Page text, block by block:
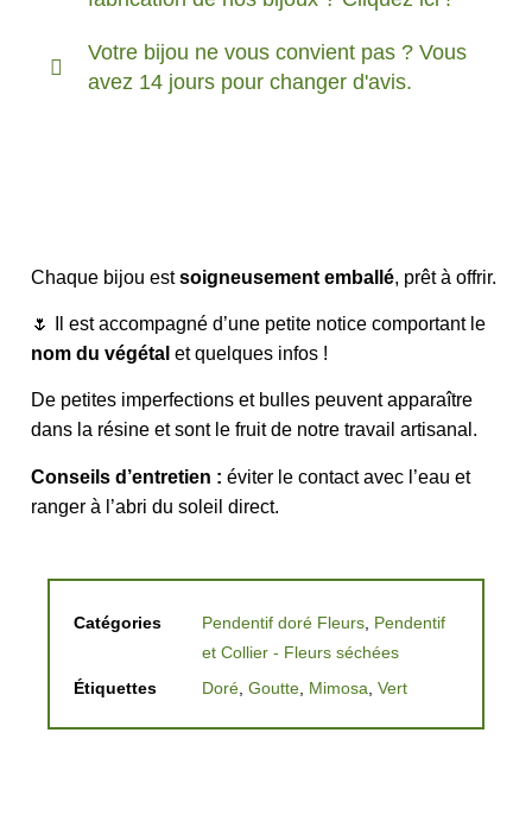
Votre bijou ne vous convient pas ? Vous
avez 14 jours pour changer d'avis.
Chaque bijou estsoigneusement emballé, prêt à offrir.
🌷 Il est accompagné d’une petite notice comportant le
nom du végétal et quelques infos !
De petites imperfections et bulles peuvent apparaître
dans la résine et sont le fruit de notre travail artisanal.
Conseils d’entretien : éviter le contact avec l’eau et
ranger à l’abri du soleil direct.
Catégories Pendentif doré Fleurs Pendentif
et Collier - Fleurs séchées
Étiquettes
Doré Goutte Mimosa Vert